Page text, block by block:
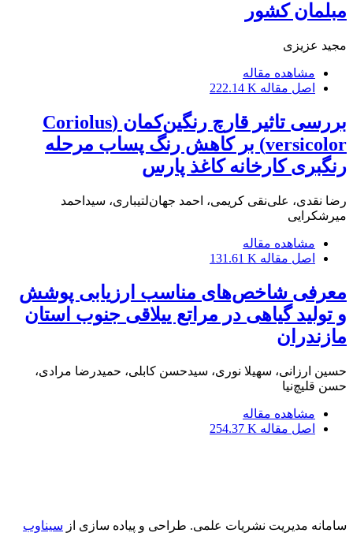
مبلمان کشور
مجید عزیزی
مشاهده مقاله
اصل مقاله 222.14 K
بررسی تاثیر قارچ رنگین‌کمان (Coriolus
versicolor) بر کاهش رنگ پساب مرحله
رنگبری کارخانه کاغذ پارس
رضا نقدی، علی‌نقی کریمی، احمد جهان‌لتیباری، سیداحمد
میرشکرایی
مشاهده مقاله
اصل مقاله 131.61 K
معرفی شاخص‌های مناسب ارزیابی پوشش
و تولید گیاهی در مراتع ییلاقی جنوب استان
مازندران
حسین ارزانی، سهیلا نوری، سیدحسن کابلی، حمیدرضا مرادی،
حسن قلیچ‌نیا
مشاهده مقاله
اصل مقاله 254.37 K
سامانه مدیریت نشریات علمی. طراحی و پیاده سازی از سیناوب